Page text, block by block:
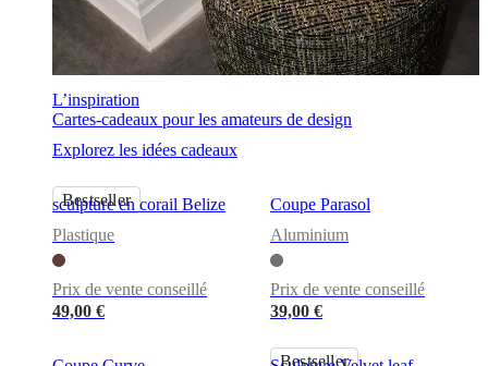
échantillons
Trouver
propos
BoConceptValeurs Responsabilité
l’entrepriseL’histoire
Savoir-
qualitéRencontre
designersPersonnalisation
Standards
certificationsDéclaration
L’inspiration
Cartes-cadeaux pour les amateurs de design
Explorez les idées cadeaux
Bestseller
sculpture en corail Belize
Plastique
Prix de vente conseillé
49,00 €
Coupe Parasol
Aluminium
Prix de vente conseillé
39,00 €
Bestseller